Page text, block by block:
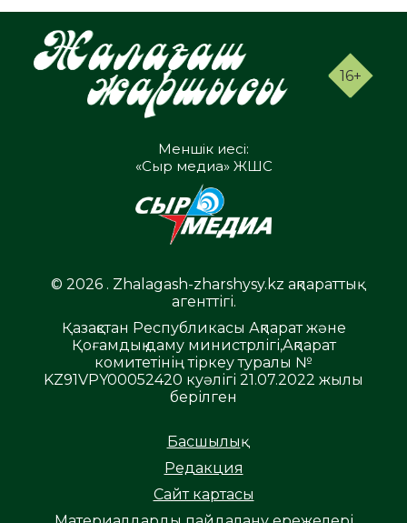
16+
Меншік иесі:
«Сыр медиа» ЖШС
© 2026 . Zhalagash-zharshysy.kz ақпараттық
агенттігі.
Қазақстан Республикасы Ақпарат және
Қоғамдық даму министрлігі,Ақпарат
комитетінің тіркеу туралы №
KZ91VPY00052420 куәлігі 21.07.2022 жылы
берілген
Басшылық
Редакция
Сайт картасы